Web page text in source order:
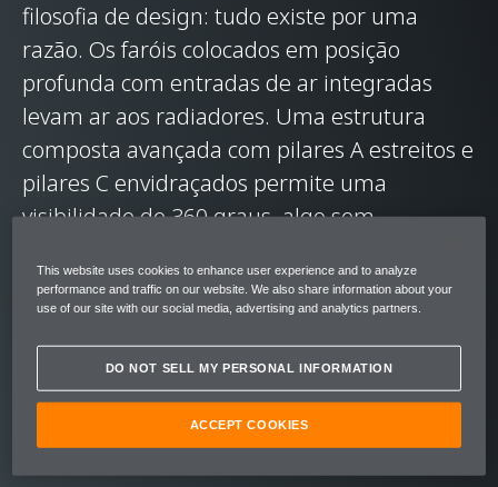
filosofia de design: tudo existe por uma
razão. Os faróis colocados em posição
profunda com entradas de ar integradas
levam ar aos radiadores. Uma estrutura
composta avançada com pilares A estreitos e
pilares C envidraçados permite uma
visibilidade de 360 graus, algo sem
Seu porte gracioso foi inspirado na forma
aerodinâmica mais perfeita da natureza: a
gota. A estrutura superior da 720S flui até a
carroceria, criando um perfil escultural que
abriga uma engenharia radical.
This website uses cookies to enhance user experience and to analyze
performance and traffic on our website. We also share information about your
use of our site with our social media, advertising and analytics partners.
DO NOT SELL MY PERSONAL INFORMATION
ACCEPT COOKIES